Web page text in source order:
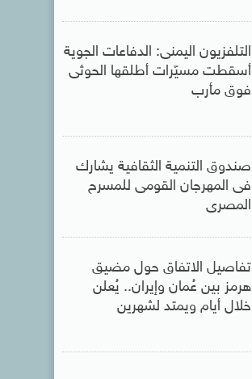
التلفزيون اليمنى: الدفاعات الجوية
أسقطت مسيّرات أطلقها الحوثى
فوق مأرب
صندوق التنمية الثقافية يشارك
فى المهرجان القومى للمسرح
المصرى
تفاصيل الاتفاق حول مضيق
هرمز بين عُمان وإيران.. يُعلن
خلال أيام ويمتد لشهرين